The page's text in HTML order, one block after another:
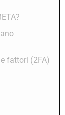
fattori (2FA)